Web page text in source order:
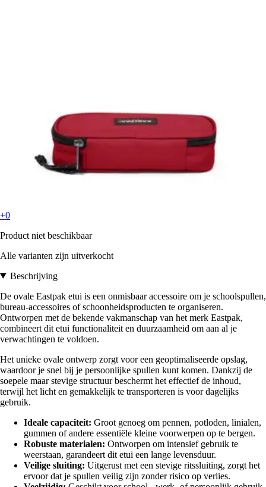
+0
Product niet beschikbaar
Alle varianten zijn uitverkocht
Beschrijving
De ovale Eastpak etui is een onmisbaar accessoire om je schoolspullen,
bureau-accessoires of schoonheidsproducten te organiseren.
Ontworpen met de bekende vakmanschap van het merk Eastpak,
combineert dit etui functionaliteit en duurzaamheid om aan al je
verwachtingen te voldoen.
Het unieke ovale ontwerp zorgt voor een geoptimaliseerde opslag,
waardoor je snel bij je persoonlijke spullen kunt komen. Dankzij de
soepele maar stevige structuur beschermt het effectief de inhoud,
terwijl het licht en gemakkelijk te transporteren is voor dagelijks
gebruik.
Ideale capaciteit: Groot genoeg om pennen, potloden, linialen,
gummen of andere essentiële kleine voorwerpen op te bergen.
Robuste materialen: Ontworpen om intensief gebruik te
weerstaan, garandeert dit etui een lange levensduur.
Veilige sluiting: Uitgerust met een stevige ritssluiting, zorgt het
ervoor dat je spullen veilig zijn zonder risico op verlies.